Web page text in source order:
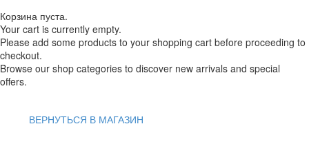
Корзина пуста.
Your cart is currently empty.
Please add some products to your shopping cart before proceeding to
checkout.
Browse our shop categories to discover new arrivals and special
offers.
ВЕРНУТЬСЯ В МАГАЗИН